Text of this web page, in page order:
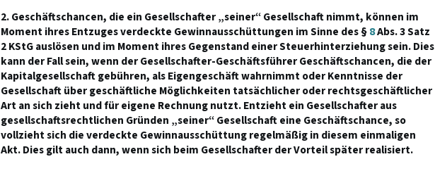
2. Geschäftschancen, die ein Gesellschafter „seiner“ Gesellschaft nimmt, können im
Moment ihres Entzuges verdeckte Gewinnausschüttungen im Sinne des §8Abs. 3 Satz
2 KStG auslösen und im Moment ihres Gegenstand einer Steuerhinterziehung sein. Dies
kann der Fall sein, wenn der Gesellschafter-Geschäftsführer Geschäftschancen, die der
Kapitalgesellschaft gebühren, als Eigengeschäft wahrnimmt oder Kenntnisse der
Gesellschaft über geschäftliche Möglichkeiten tatsächlicher oder rechtsgeschäftlicher
Art an sich zieht und für eigene Rechnung nutzt. Entzieht ein Gesellschafter aus
gesellschaftsrechtlichen Gründen „seiner“ Gesellschaft eine Geschäftschance, so
vollzieht sich die verdeckte Gewinnausschüttung regelmäßig in diesem einmaligen
Akt. Dies gilt auch dann, wenn sich beim Gesellschafter der Vorteil später realisiert.